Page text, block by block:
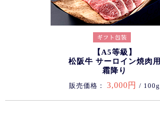
【A5等級】
松阪牛 サーロイン焼肉用
霜降り
販売価格： 3,000円 / 100g